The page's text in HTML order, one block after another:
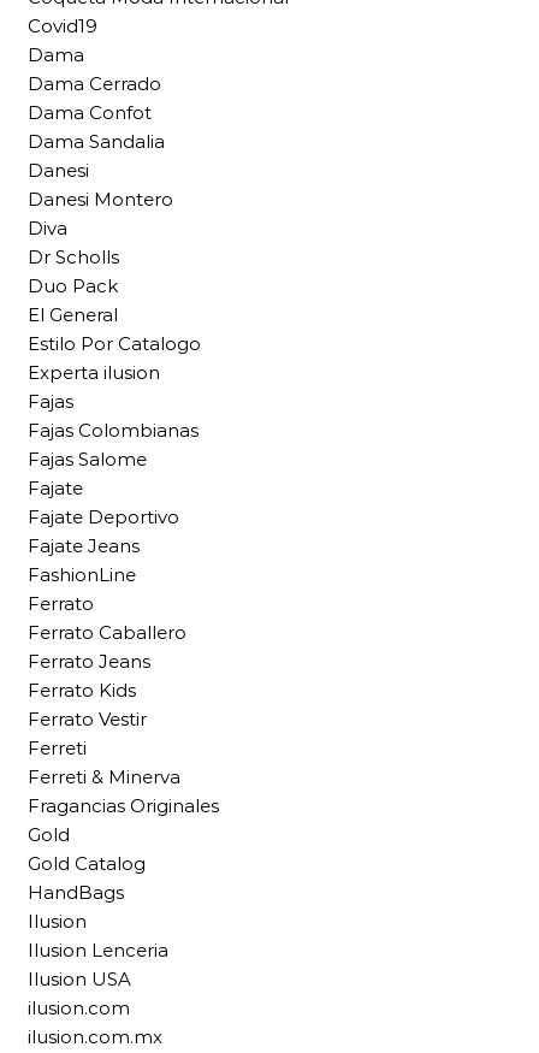
Covid19
Dama
Dama Cerrado
Dama Confot
Dama Sandalia
Danesi
Danesi Montero
Diva
Dr Scholls
Duo Pack
El General
Estilo Por Catalogo
Experta ilusion
Fajas
Fajas Colombianas
Fajas Salome
Fajate
Fajate Deportivo
Fajate Jeans
FashionLine
Ferrato
Ferrato Caballero
Ferrato Jeans
Ferrato Kids
Ferrato Vestir
Ferreti
Ferreti & Minerva
Fragancias Originales
Gold
Gold Catalog
HandBags
Ilusion
Ilusion Lenceria
Ilusion USA
ilusion.com
ilusion.com.mx